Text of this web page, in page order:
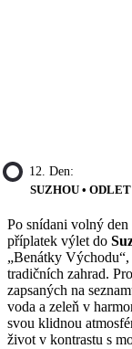
12. Den:
SUZHOU • ODLET
Po snídani volný
příplatek výlet do
„Benátky
tradičních zahrad.
zapsaných na
voda a zeleň v
svou klidnou
život v kontrastu s